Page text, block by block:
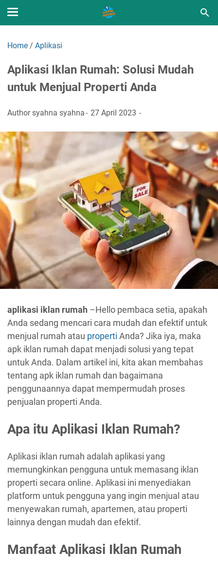
Home / Aplikasi
Aplikasi Iklan Rumah: Solusi Mudah
untuk Menjual Properti Anda
Authorsyahna syahna 27 April 2023
aplikasi iklan rumah –Hello pembaca setia, apakah
Anda sedang mencari cara mudah dan efektif untuk
menjual rumah atau properti Anda? Jika iya, maka
apk iklan rumah dapat menjadi solusi yang tepat
untuk Anda. Dalam artikel ini, kita akan membahas
tentang apk iklan rumah dan bagaimana
penggunaannya dapat mempermudah proses
penjualan properti Anda.
Apa itu Aplikasi Iklan Rumah?
Aplikasi iklan rumah adalah aplikasi yang
memungkinkan pengguna untuk memasang iklan
properti secara online. Aplikasi ini menyediakan
platform untuk pengguna yang ingin menjual atau
menyewakan rumah, apartemen, atau properti
lainnya dengan mudah dan efektif.
Manfaat Aplikasi Iklan Rumah